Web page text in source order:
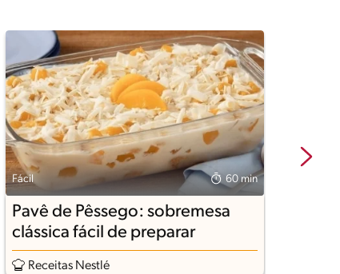
Fácil 60 min
Pavê de Pêssego: sobremesa
clássica fácil de preparar
Receitas Nestlé